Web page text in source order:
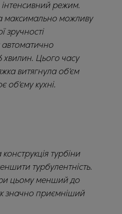
інтенсивний режим.
максимально можливу
зручності
хвилин. Цього часу
витягнула об’єм
об’єму кухні.
турбіни
турбулентність.
цьому менший до
значно приємніший